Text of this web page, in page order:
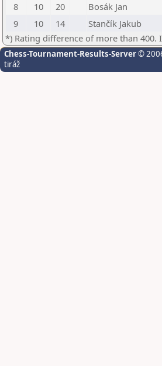
8
10 20 Bosák Jan
9
10 14 Stančík Jakub
*) Rating difference of more than 400.
Chess-Tournament-Results-Server©
tiráž